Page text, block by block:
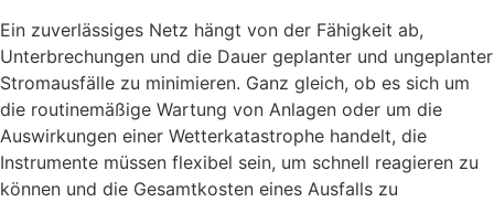
Ein zuverlässiges Netz hängt von der Fähigkeit ab,
Unterbrechungen und die Dauer geplanter und ungeplanter
Stromausfälle zu minimieren. Ganz gleich, ob es sich um
die routinemäßige Wartung von Anlagen oder um die
Auswirkungen einer Wetterkatastrophe handelt, die
Instrumente müssen flexibel sein, um schnell reagieren zu
können und die Gesamtkosten eines Ausfalls zu